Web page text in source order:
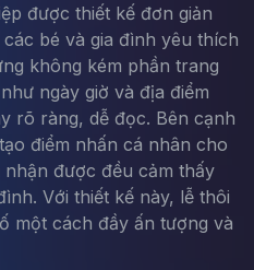
được thiết kế đơn giản
bé và gia đình yêu thích
không kém phần trang
ngày giờ và địa điểm
rõ ràng, dễ đọc. Bên cạnh
điểm nhấn cá nhân cho
được đều cảm thấy
Với thiết kế này, lễ thôi
một cách đầy ấn tượng và